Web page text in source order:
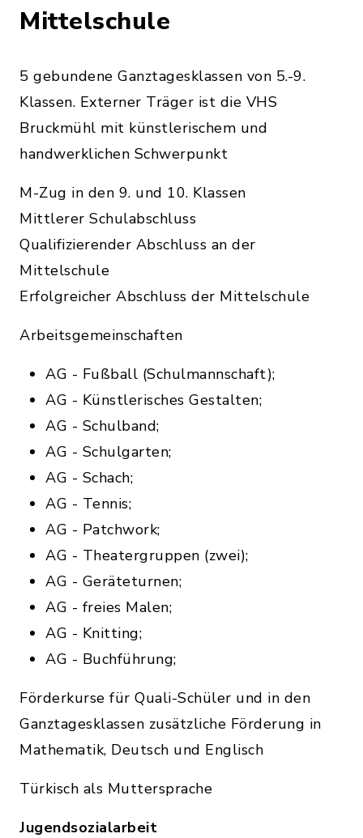
Mittelschule
5 gebundene Ganztagesklassen von 5.-9.
Klassen. Externer Träger ist die VHS
Bruckmühl mit künstlerischem und
handwerklichen Schwerpunkt
M-Zug in den 9. und 10. Klassen
Mittlerer Schulabschluss
Qualifizierender Abschluss an der
Mittelschule
Erfolgreicher Abschluss der Mittelschule
Arbeitsgemeinschaften
AG - Fußball (Schulmannschaft);
AG - Künstlerisches Gestalten;
AG - Schulband;
AG - Schulgarten;
AG - Schach;
AG - Tennis;
AG - Patchwork;
AG - Theatergruppen (zwei);
AG - Geräteturnen;
AG - freies Malen;
AG - Knitting;
AG - Buchführung;
Förderkurse für Quali-Schüler und in den
Ganztagesklassen zusätzliche Förderung in
Mathematik, Deutsch und Englisch
Türkisch als Muttersprache
Jugendsozialarbeit